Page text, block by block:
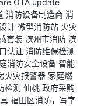
消防设备制造商 消
计 微型消防站 火灾
套装 滨州市消防 滨
认证 消防维保检测
消防安全设备 智能
火灾报警器 家庭燃
检测 仙桃 政府采购
福田区消防，写字